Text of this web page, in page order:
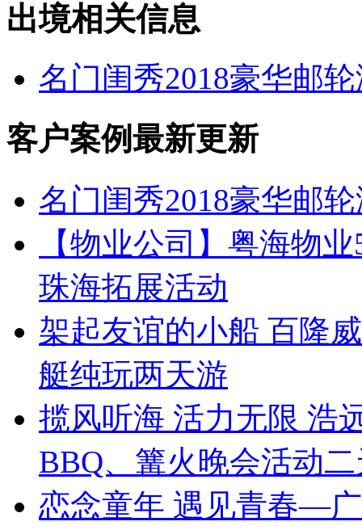
出境相关信息
名门闺秀2018豪华邮
客户案例最新更新
名门闺秀2018豪华邮
【物业公司】粤海物
珠海拓展活动
架起友谊的小船 百隆
艇纯玩两天游
揽风听海 活力无限 浩
BBQ、篝火晚会活动
恋念童年 遇见青春—